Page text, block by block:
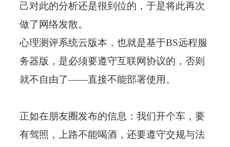
己对此的分析还是很到位的，于是将此再次
做了网络发散。
心理测评系统云版本，也就是基于BS远程服
务器版，是必须要遵守互联网协议的，否则
就不自由了——直接不能部署使用。
正如在朋友圈发布的信息：我们开个车，要
有驾照，上路不能喝酒，还要遵守交规与法